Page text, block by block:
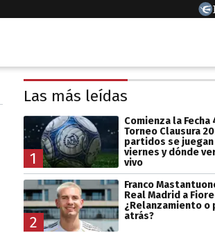
Las más leídas
1
Comienza la Fecha
Torneo Clausura
partidos se
viernes y dónde
vivo
2
Franco
Real Madrid a
¿Relanzamiento o
atrás?